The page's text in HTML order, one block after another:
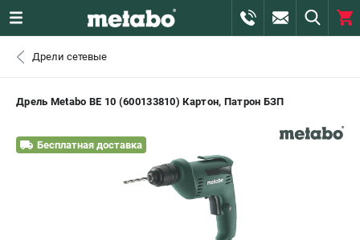
+7 (911) 360-06-14 | +7 (8112) 59-10-67
+7 (812) 407-39-48 - ЗАКАЗ ИЗДЕЛИЙ
САНКТ-ПЕТЕРБУРГ
0 ₽
Дрели сетевые
Дрель Metabo ВЕ 10 (600133810) Картон, Патрон БЗП
Бесплатная доставка